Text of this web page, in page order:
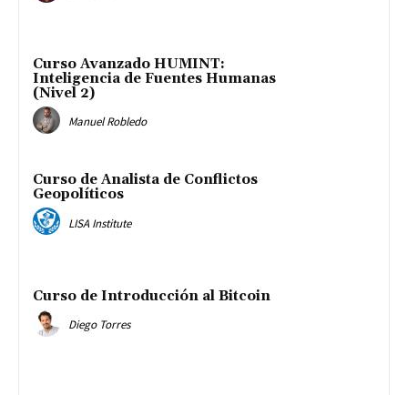
Curso Avanzado HUMINT:
Inteligencia de Fuentes Humanas
(Nivel 2)
Manuel Robledo
Curso de Analista de Conflictos
Geopolíticos
LISA Institute
Curso de Introducción al Bitcoin
Diego Torres